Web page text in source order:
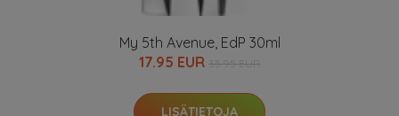
My 5th Avenue, EdP 30ml
17.95 EUR
LISÄTIETOJA